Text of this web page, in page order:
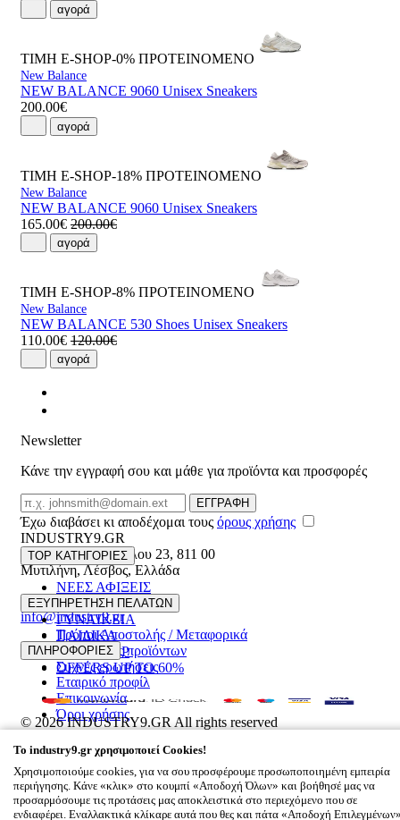
αγορά
ΤΙΜΗ E-SHOP-0% ΠΡΟΤΕΙΝΟΜΕΝΟ
New Balance
NEW BALANCE 9060 Unisex Sneakers
200.00€
αγορά
ΤΙΜΗ E-SHOP-18% ΠΡΟΤΕΙΝΟΜΕΝΟ
New Balance
NEW BALANCE 9060 Unisex Sneakers
165.00€ 200.00€
αγορά
ΤΙΜΗ E-SHOP-8% ΠΡΟΤΕΙΝΟΜΕΝΟ
New Balance
NEW BALANCE 530 Shoes Unisex Sneakers
110.00€ 120.00€
αγορά
Newsletter
Κάνε την εγγραφή σου και μάθε για προϊόντα και προσφορές
Email
ΕΓΓΡΑΦΗ
Έχω διαβάσει κι αποδέχομαι τους όρους χρήσης
INDUSTRY9.GR
Ελευθέριου Βενιζέλου 23, 811 00
Μυτιλήνη,Λέσβος,Ελλάδα
22510 55629
info@industry9.gr
TOP ΚΑΤΗΓΟΡΙΕΣ
ΝΕΕΣ ΑΦΙΞΕΙΣ
ΑΝΔΡΙΚΑ
ΓΥΝΑΙΚΕΙΑ
ΠΑΙΔΙΚΑ
ΑΞΕΣΟΥΑΡ
OFFERS UP TO 60%
ΕΞΥΠΗΡΕΤΗΣΗ ΠΕΛΑΤΩΝ
Τρόποι Αποστολής / Μεταφορικά
Επιστροφές προϊόντων
Συχνές ερωτήσεις
ΠΛΗΡΟΦΟΡΙΕΣ
Εταιρικό προφίλ
Επικοινωνία
Όροι χρήσης
© 2026INDUSTRY9.GR All rights reserved
× Το Καλάθι Σου
0
Βάλε κάτι στο καλάθι σου
To industry9.gr χρησιμοποιεί Cookies!
Χρησιμοποιούμε cookies, για να σου προσφέρουμε προσωποποιημένη εμπειρία
περιήγησης. Κάνε «κλικ» στο κουμπί «Αποδοχή Όλων» και βοήθησέ μας να
προσαρμόσουμε τις προτάσεις μας αποκλειστικά στο περιεχόμενο που σε
ενδιαφέρει. Εναλλακτικά κλίκαρε αυτά που θες και πάτα «Αποδοχή